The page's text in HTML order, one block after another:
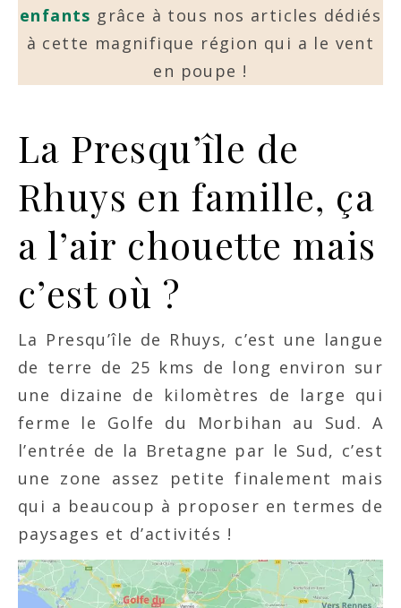
enfants grâce à tous nos articles dédiés
à cette magnifique région qui a le vent
en poupe !
La Presqu’île de
Rhuys en famille, ça
a l’air chouette mais
c’est où ?
La Presqu’île de Rhuys, c’est une langue
de terre de 25 kms de long environ sur
une dizaine de kilomètres de large qui
ferme le Golfe du Morbihan au Sud. A
l’entrée de la Bretagne par le Sud, c’est
une zone assez petite finalement mais
qui a beaucoup à proposer en termes de
paysages et d’activités !